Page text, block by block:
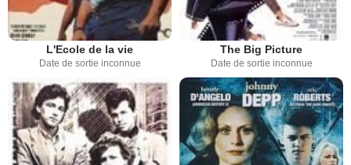
L'Ecole de la vie
Date de sortie inconnue
The Big Picture
Date de sortie inconnue